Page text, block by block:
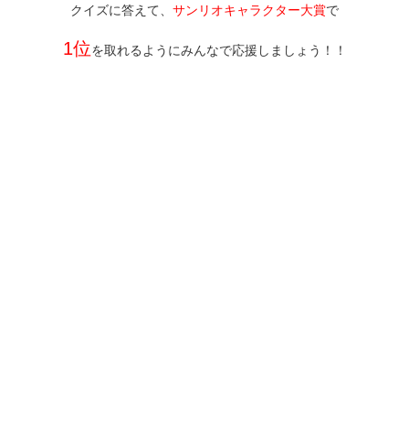
クイズに答えて、 サンリオキャラクター大賞で
1位を取れるようにみんなで応援しましょう！！